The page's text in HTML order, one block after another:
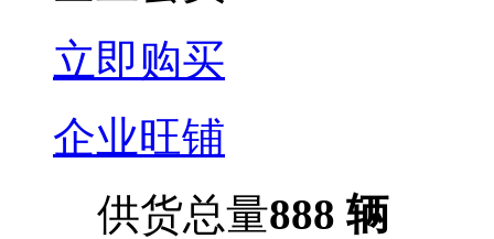
立即购买
企业旺铺
供货总量888 辆